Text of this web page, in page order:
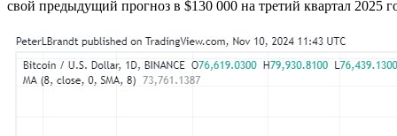
свой предыдущий прогноз в $130 000 на третий квартал 2025